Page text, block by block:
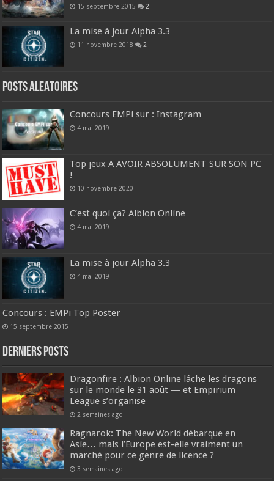
15 septembre 2015 2
La mise à jour Alpha 3.3
11 novembre 2018 2
Posts ALEATOIRES
Concours EMPi sur : Instagram
4 mai 2019
Top jeux A AVOIR ABSOLUMENT SUR SON PC
!
10 novembre 2020
C’est quoi ça? Albion Online
4 mai 2019
La mise à jour Alpha 3.3
4 mai 2019
Concours : EMPi Top Poster
15 septembre 2015
DERNIERS Posts
Dragonfire : Albion Online lâche les dragons
sur le monde le 31 août — et Empirium
League s’organise
2 semaines ago
Ragnarok: The New World débarque en
Asie… mais l’Europe est-elle vraiment un
marché pour ce genre de licence ?
3 semaines ago